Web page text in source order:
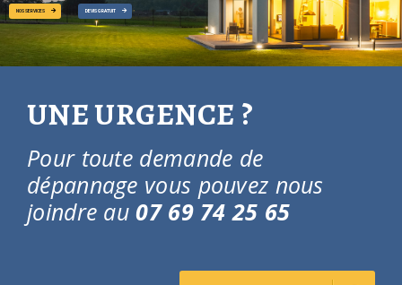
NOS SERVICES DEVIS GRATUIT
UNE URGENCE ?
Pour toute demande de
dépannage vous pouvez nous
joindre au07 69 74 25 65